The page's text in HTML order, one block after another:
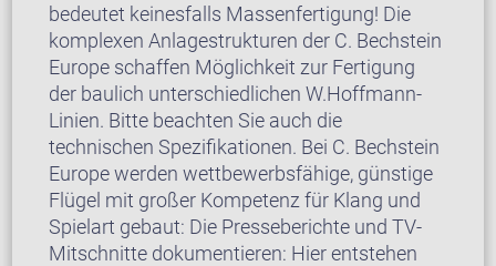
bedeutet keinesfalls Massenfertigung! Die
komplexen Anlagestrukturen der C. Bechstein
Europe schaffen Möglichkeit zur Fertigung
der baulich unterschiedlichen W.Hoffmann-
Linien. Bitte beachten Sie auch die
technischen Spezifikationen. Bei C. Bechstein
Europe werden wettbewerbsfähige, günstige
Flügel mit großer Kompetenz für Klang und
Spielart gebaut: Die Presseberichte und TV-
Mitschnitte dokumentieren: Hier entstehen